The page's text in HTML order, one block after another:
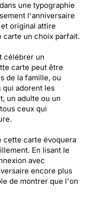
une typographie
l'anniversaire
original attire
un choix parfait.
célébrer un
carte peut être
de la famille, ou
qui adorent les
un adulte ou un
ceux qui
cette carte évoquera
En lisant le
avec
encore plus
de montrer que l'on